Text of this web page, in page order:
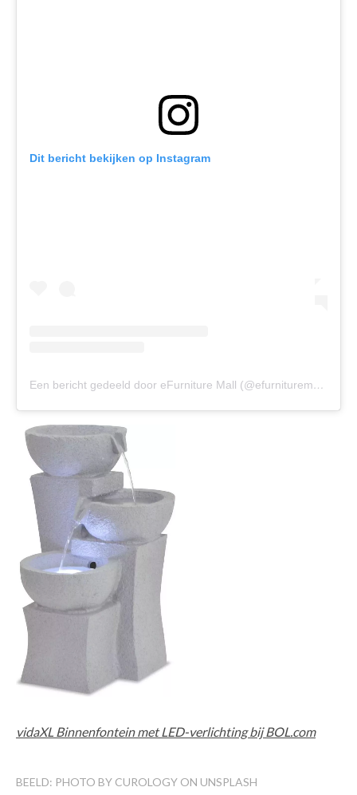
Dit bericht bekijken op Instagram
Een bericht gedeeld door eFurniture Mall (@efurnituremallusa)
vidaXL Binnenfontein met LED-verlichting bij BOL.com
BEELD: PHOTO BY CUROLOGY ON UNSPLASH